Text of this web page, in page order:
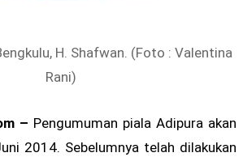
H. Shafwan. (Foto : Valentina
Rani)
– Pengumuman piala Adipura akan
2014. Sebelumnya telah dilakukan